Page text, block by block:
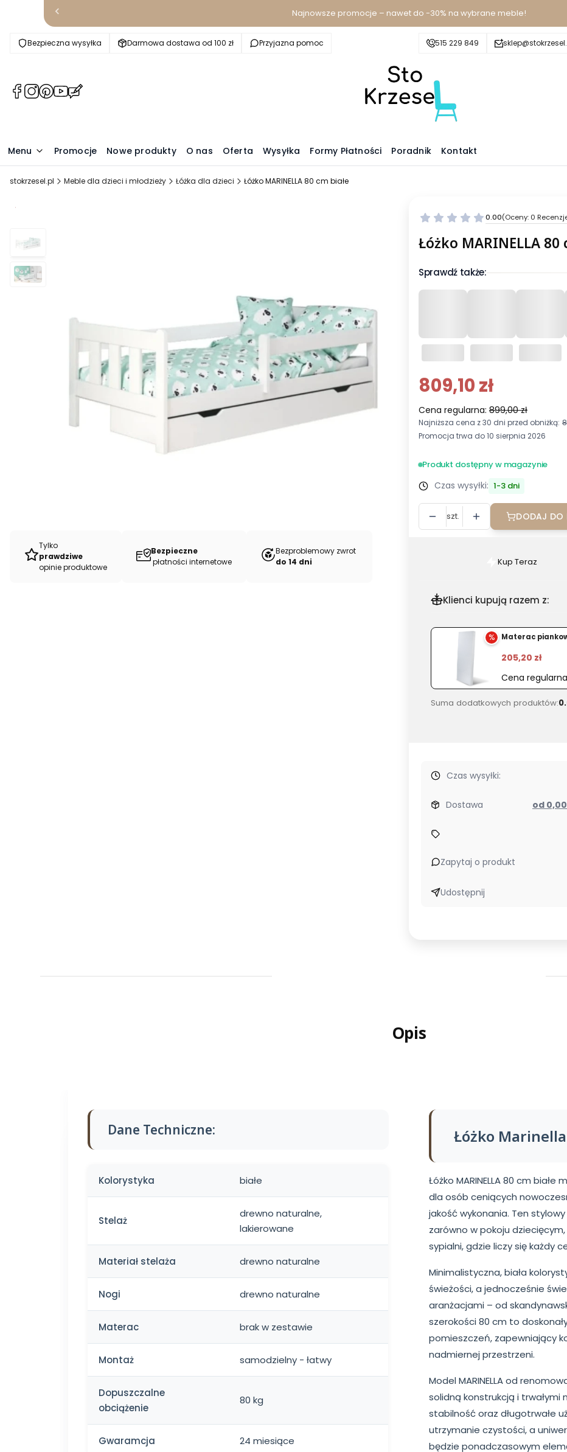
Najnowsze promocje – nawet do -30% na wybrane meble!
Bezpieczna wysyłka Darmowa dostawa od 100 zł Przyjazna pomoc 515 229 849
(Otwiera
karcie)
(Otwiera
karcie)
(Otwiera
karcie)
(Otwiera
karcie)
(Otwiera
karcie)
Menu Promocje Nowe produkty O nas Oferta Wysyłka Formy Płatności Poradnik Kontakt
stokrzesel.pl Meble dla dzieci i młodzieży Łóżka dla dzieci Łóżko MARINELLA 80 cm białe
Promocja
Tylko
prawdziwe
opinie produktowe
Bezpieczne
płatności internetowe
Bezproblemowy zwrot
do 14 dni
0.00(Oceny: 0
Łóżko MARINELLA 80
Sprawdź także:
809,10 zł
Cena regularna: 899,00 zł
Najniższa cena z 30 dni przed obniżką:
Promocja trwa do 10 sierpnia 2026
Produkt dostępny w magazynie
Czas wysyłki: 1-3 dni
szt. DODAJ DO
Szybki
dla
Łóżko
MARINELLA
80
Kup Teraz
Klienci kupują razem z:
% Materac
205,20 zł
Cena
Suma dodatkowych produktów:
Czas wysyłki:
Dostawa od
Zapytaj o produkt
Udostępnij
Opis
Dane Techniczne:
Kolorystyka białe
Stelaż
drewno naturalne,
lakierowane
Materiał stelaża drewno naturalne
Nogi drewno naturalne
Materac brak w zestawie
Montaż samodzielny - łatwy
Dopuszczalne
obciążenie
80 kg
Gwaramcja 24 miesiące
Łóżko Marinella
Łóżko MARINELLA 80 cm
dla osób ceniących
jakość wykonania. Ten
zarówno w pokoju
sypialni, gdzie liczy się każdy
Minimalistyczna, biała
świeżości, a jednocześnie
aranżacjami – od
szerokości 80 cm to
pomieszczeń, zapewniający
nadmiernej przestrzeni.
Model MARINELLA od
solidną konstrukcją i
stabilność oraz długotrwałe
utrzymanie czystości, a
będzie ponadczasowym